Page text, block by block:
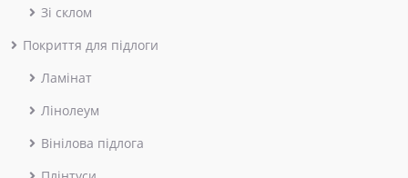
Зі склом
Покриття для підлоги
Ламінат
Лінолеум
Вінілова підлога